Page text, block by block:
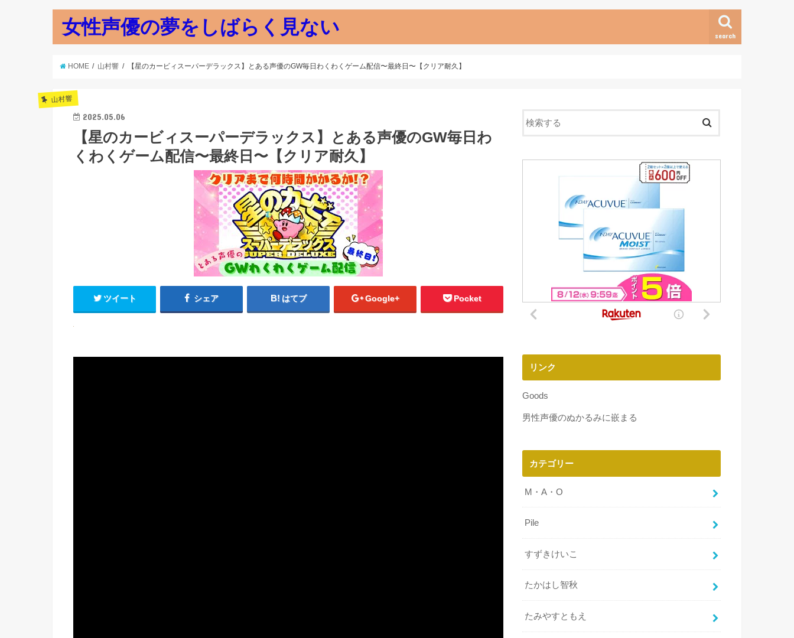
女性声優の夢をしばらく見ない search
HOME 山村響 【星のカービィスーパーデラックス】とある声優のGW毎日わくわくゲーム配信〜最終日〜【クリア耐久】
山村響
2025.05.06
【星のカービィスーパーデラックス】とある声優のGW毎日わ
くわくゲーム配信〜最終日〜【クリア耐久】
ツイート シェア はてブ Google+ Pocket
リンク
Goods
男性声優のぬかるみに嵌まる
カテゴリー
M・A・O
Pile
すずきけいこ
たかはし智秋
たみやすともえ